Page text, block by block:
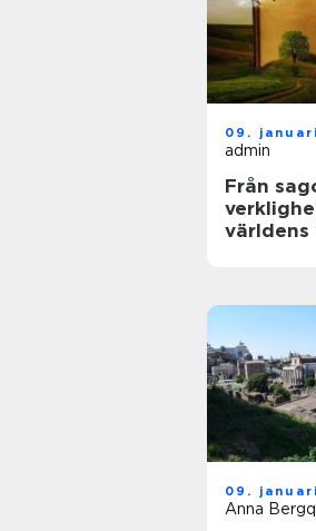
09.
admin
Från
världens
09.
Anna